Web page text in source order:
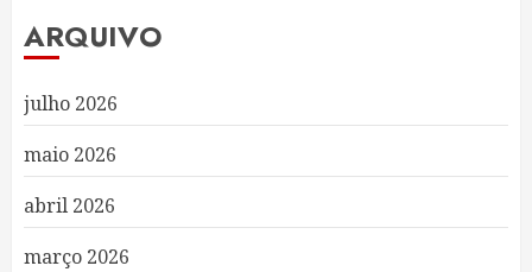
ARQUIVO
julho 2026
maio 2026
abril 2026
março 2026